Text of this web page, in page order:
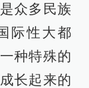
众多民族
际性大都
种特殊的
长起来的